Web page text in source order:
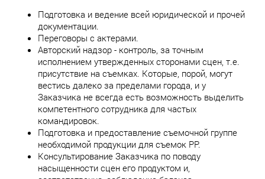
Подготовка и ведение всей юридической и прочей
документации.
Переговоры с актерами.
Авторский надзор - контроль, за точным
исполнением утвержденных сторонами сцен, т.е.
присутствие на съемках. Которые, порой, могут
вестись далеко за пределами города, и у
Заказчика не всегда есть возможность выделить
компетентного сотрудника для частых
командировок.
Подготовка и предоставление съемочной группе
необходимой продукции для съемок PP.
Консультирование Заказчика по поводу
насыщенности сцен его продуктом и,